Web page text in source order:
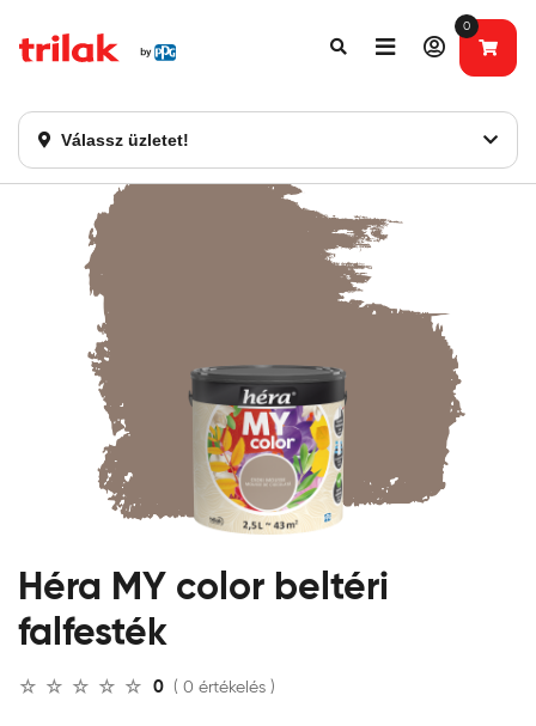
Válassz üzletet!
0
Fontos tájékoztatás!
Héra MY color beltéri
falfesték
0 ( 0 értékelés )